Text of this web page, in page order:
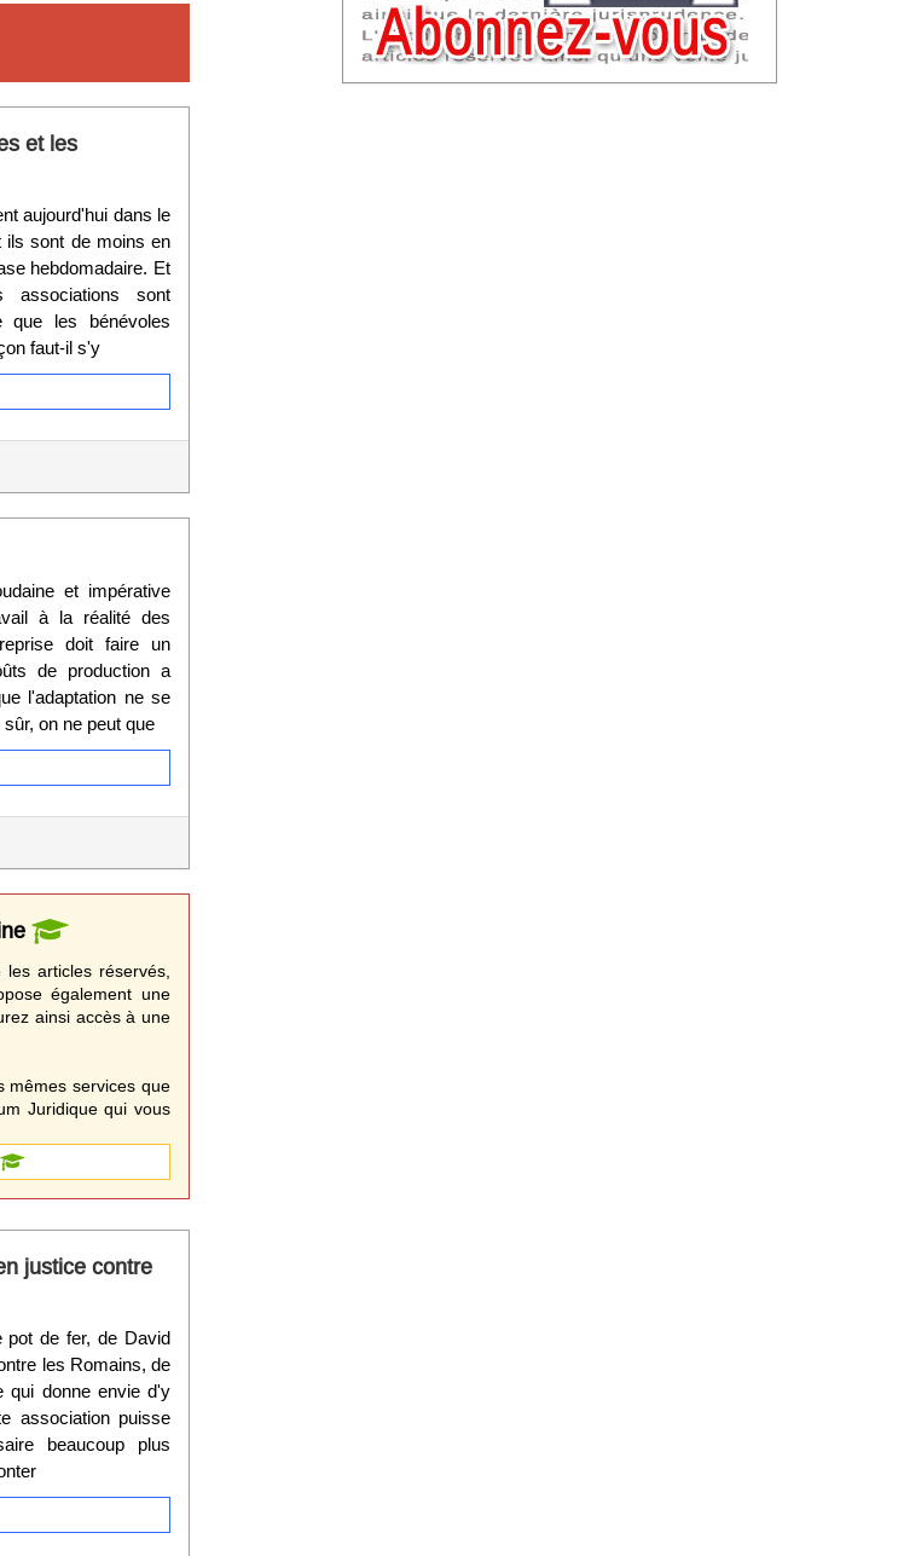
et les
aujourd'hui dans le
ils sont de moins en
hebdomadaire. Et
sont
que les bénévoles
faut-il s'y
et impérative
à la réalité des
doit faire un
de production a
l'adaptation ne se
on ne peut que
articles réservés,
également une
ainsi accès à une
mêmes services que
Juridique qui vous
justice contre
pot de fer, de David
les Romains, de
qui donne envie d'y
association puisse
beaucoup plus
Les nomenclatures d'activités française
(NAF) et européenne, évoluent. La NAF
2025 entraînera la modification des codes
APE de toutes les associations déclarées.